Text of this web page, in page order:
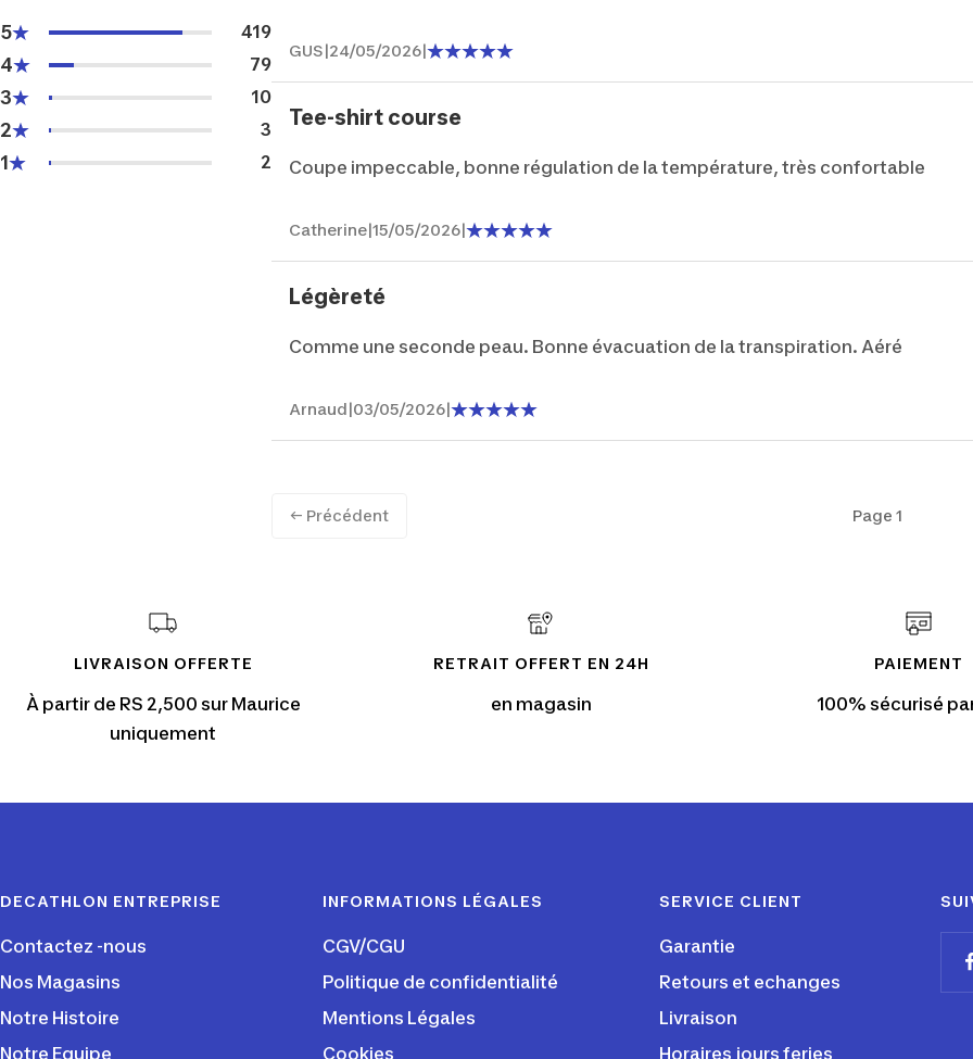
5 419
4 79
3 10
2 3
1 2
GUS|24/05/2026|
Tee-shirt course
Coupe impeccable, bonne régulation de la température, très confortable
Catherine|15/05/2026|
Légèreté
Comme une seconde peau. Bonne évacuation de la transpiration. Aéré
Arnaud|03/05/2026|
← Précédent Page 1
LIVRAISON OFFERTE
À partir de RS 2,500 sur Maurice
uniquement
RETRAIT OFFERT EN 24H
en magasin
PAIEMENT
100% sécurisé
DECATHLON ENTREPRISE
Contactez -nous
Nos Magasins
Notre Histoire
Notre Equipe
INFORMATIONS LÉGALES
CGV/CGU
Politique de confidentialité
Mentions Légales
Cookies
SERVICE CLIENT
Garantie
Retours et echanges
Livraison
Horaires jours feries